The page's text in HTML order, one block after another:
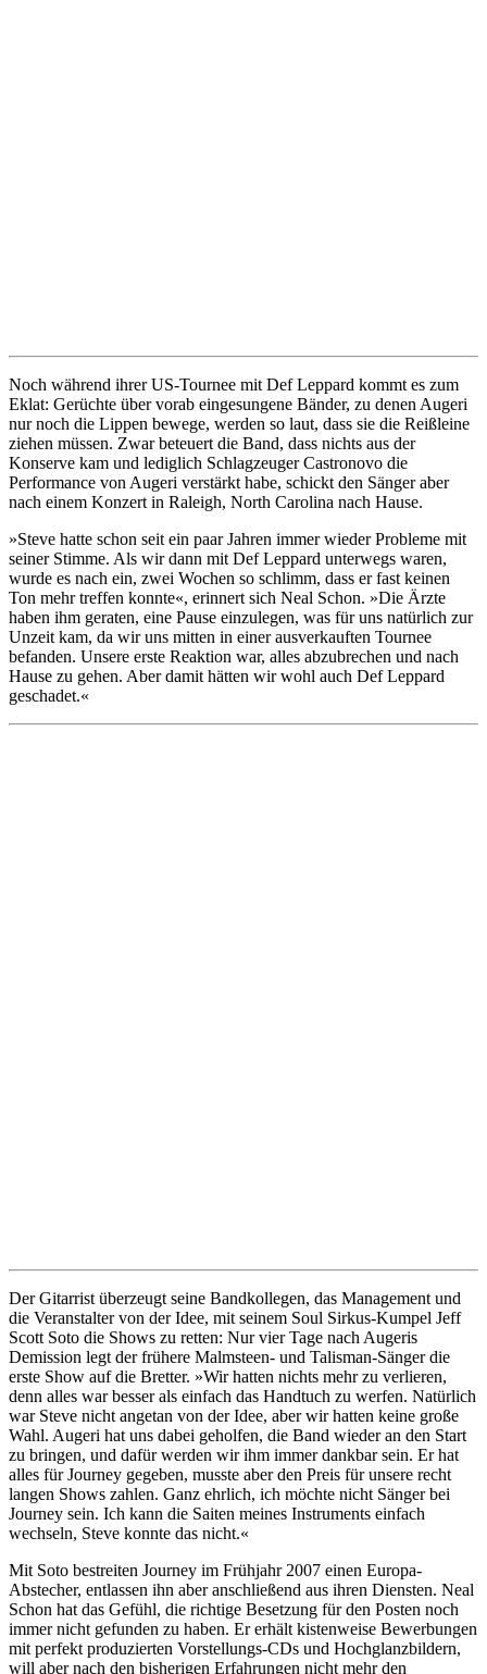
Noch während ihrer US-Tournee mit Def Leppard kommt es zum
Eklat: Gerüchte über vorab eingesungene Bänder, zu denen Augeri
nur noch die Lippen bewege, werden so laut, dass sie die Reißleine
ziehen müssen. Zwar beteuert die Band, dass nichts aus der
Konserve kam und lediglich Schlagzeuger Castronovo die
Performance von Augeri verstärkt habe, schickt den Sänger aber
nach einem Konzert in Raleigh, North Carolina nach Hause.
»Steve hatte schon seit ein paar Jahren immer wieder Probleme mit
seiner Stimme. Als wir dann mit Def Leppard unterwegs waren,
wurde es nach ein, zwei Wochen so schlimm, dass er fast keinen
Ton mehr treffen konnte«, erinnert sich Neal Schon. »Die Ärzte
haben ihm geraten, eine Pause einzulegen, was für uns natürlich zur
Unzeit kam, da wir uns mitten in einer ausverkauften Tournee
befanden. Unsere erste Reaktion war, alles abzubrechen und nach
Hause zu gehen. Aber damit hätten wir wohl auch Def Leppard
geschadet.«
Der Gitarrist überzeugt seine Bandkollegen, das Management und
die Veranstalter von der Idee, mit seinem Soul Sirkus-Kumpel Jeff
Scott Soto die Shows zu retten: Nur vier Tage nach Augeris
Demission legt der frühere Malmsteen- und Talisman-Sänger die
erste Show auf die Bretter. »Wir hatten nichts mehr zu verlieren,
denn alles war besser als einfach das Handtuch zu werfen. Natürlich
war Steve nicht angetan von der Idee, aber wir hatten keine große
Wahl. Augeri hat uns dabei geholfen, die Band wieder an den Start
zu bringen, und dafür werden wir ihm immer dankbar sein. Er hat
alles für Journey gegeben, musste aber den Preis für unsere recht
langen Shows zahlen. Ganz ehrlich, ich möchte nicht Sänger bei
Journey sein. Ich kann die Saiten meines Instruments einfach
wechseln, Steve konnte das nicht.«
Mit Soto bestreiten Journey im Frühjahr 2007 einen Europa-
Abstecher, entlassen ihn aber anschließend aus ihren Diensten. Neal
Schon hat das Gefühl, die richtige Besetzung für den Posten noch
immer nicht gefunden zu haben. Er erhält kistenweise Bewerbungen
mit perfekt produzierten Vorstellungs-CDs und Hochglanzbildern,
will aber nach den bisherigen Erfahrungen nicht mehr den